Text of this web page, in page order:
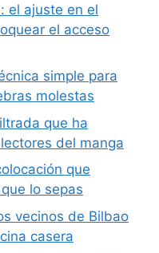
el ajuste en el
el acceso
simple para
molestas
que ha
del manga
que
lo sepas
vecinos de Bilbao
casera